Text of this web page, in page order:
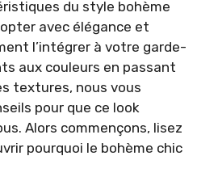
du style bohème
avec élégance et
l’intégrer à votre garde-
aux couleurs en passant
textures, nous vous
pour que ce look
Alors commençons, lisez
pourquoi le bohème chic